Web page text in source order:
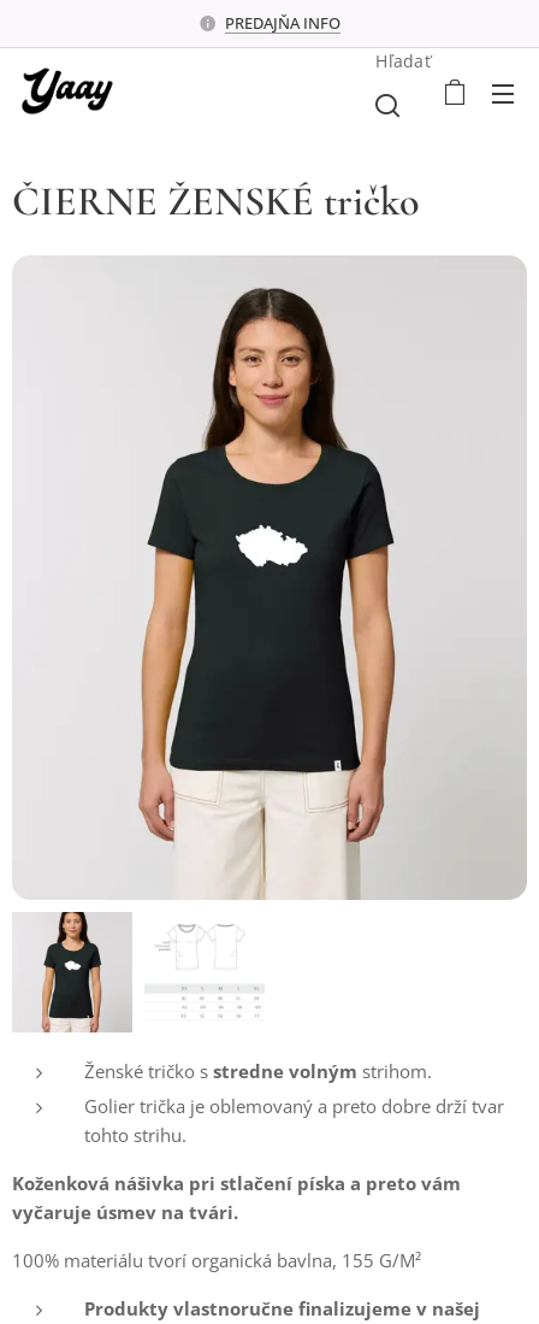
PREDAJŇA INFO
Hľadať
ČIERNE ŽENSKÉ tričko
Ženské tričko s stredne volným strihom.
Golier trička je oblemovaný a preto dobre drží tvar
tohto strihu.
Koženková nášivka pri stlačení píska a preto vám
vyčaruje úsmev na tvári.
100% materiálu tvorí organická bavlna, 155 G/M²
Produkty vlastnoručne finalizujeme v našej